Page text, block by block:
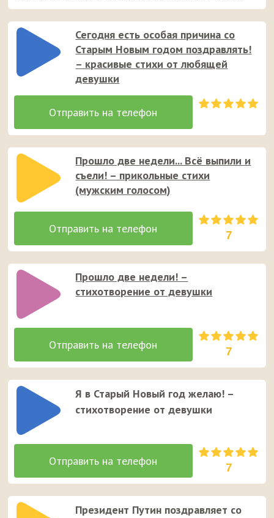
выбирайте и отправляйте понравившуюся аудио-
открытку на смартфон.
Сегодня есть особая причина со
Старым Новым годом поздравлять!
– красивые стихи от любящей
девушки
Прошло две недели... Всё выпили и
съели! – прикольные стихи
(мужским голосом)
7
Прошло две недели! –
стихотворение от девушки
7
Я в Старый Новый год желаю! –
стихотворение от девушки
7
Президент Путин поздравляет со